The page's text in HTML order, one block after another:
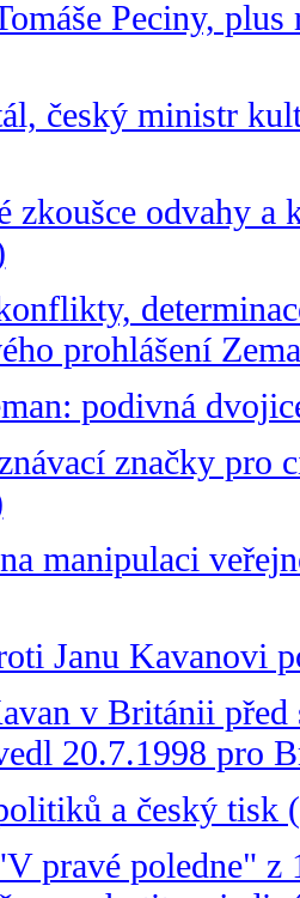
Peciny,
český ministr
zkoušce odvahy a
prohlášení
podivná
značky pro
manipulaci
Janu Kavanovi
v Británii před
20.7.1998 pro
a český tisk
pravé poledne" z